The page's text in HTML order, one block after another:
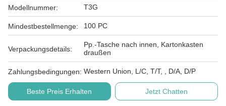
Modellnummer: T3G
Mindestbestellmenge: 100 PC
Verpackungsdetails:
Pp.-Tasche nach innen, Kartonkasten
draußen
Zahlungsbedingungen: Western Union, L/C, T/T, , D/A, D/P
Beste Preis Erhalten Jetzt Chatten